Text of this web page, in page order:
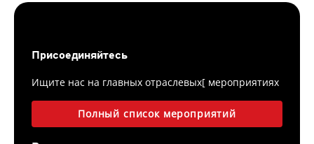
Присоединяйтесь
Ищите нас на главных отраслевых[ мероприятиях
Полный список мероприятий